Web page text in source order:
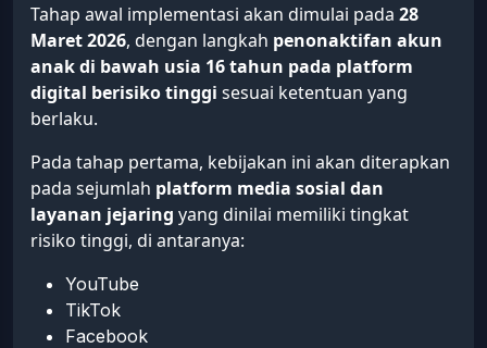
Tahap awal implementasi akan dimulai pada 28
Maret 2026, dengan langkah penonaktifan akun
anak di bawah usia 16 tahun pada platform
digital berisiko tinggi sesuai ketentuan yang
berlaku.
Pada tahap pertama, kebijakan ini akan diterapkan
pada sejumlah platform media sosial dan
layanan jejaring yang dinilai memiliki tingkat
risiko tinggi, di antaranya:
YouTube
TikTok
Facebook